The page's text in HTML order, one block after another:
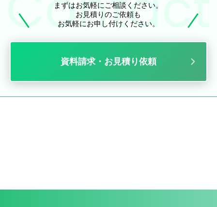
まずはお気軽にご相談ください。
お見積りのご依頼も
お気軽にお申し付けください。
資料請求・お見積り依頼